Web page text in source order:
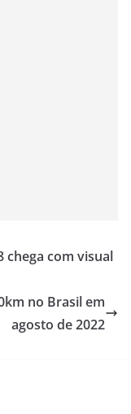
chega com visual
no Brasil em
agosto de 2022